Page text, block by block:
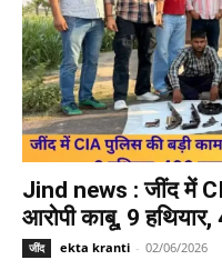
Jind news : जींद में
आरोपी काबू, 9
जींद ekta kranti - 02/06/2026